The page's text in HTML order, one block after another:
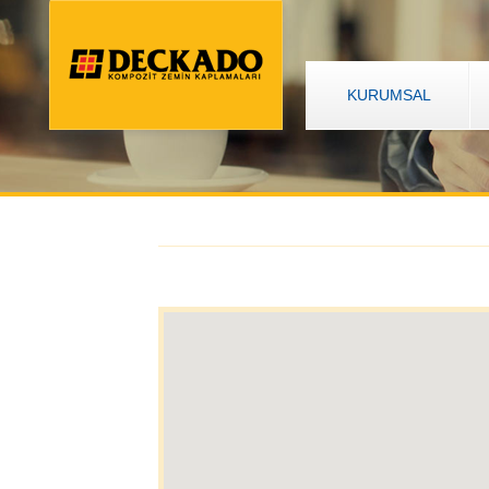
KURUMSAL